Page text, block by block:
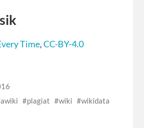
Time,CC-BY-4.0
plagiat wiki
wikidata